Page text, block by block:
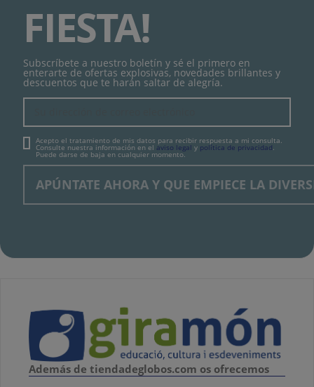
FIESTA!
Subscríbete a nuestro boletín y sé el primero en
enterarte de ofertas explosivas, novedades brillantes y
descuentos que te harán saltar de alegría.
Acepto el tratamiento de mis datos para recibir respuesta a mi consulta.
Consulte nuestra información en el aviso legal y política de privacidad
Puede darse de baja en cualquier momento.
Además de tiendadeglobos.com os ofrecemos